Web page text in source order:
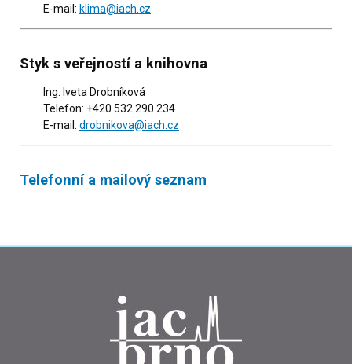
E-mail: klima@iach.cz
Styk s veřejností a knihovna
Ing. Iveta Drobníková
Telefon: +420 532 290 234
E-mail: drobnikova@iach.cz
Telefonní a mailový seznam